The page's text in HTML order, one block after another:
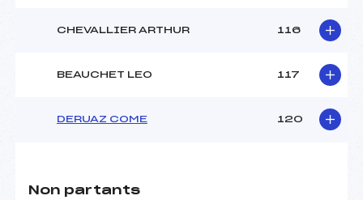
CHEVALLIER ARTHUR 116
BEAUCHET LEO 117
DERUAZ COME 120
Non partants